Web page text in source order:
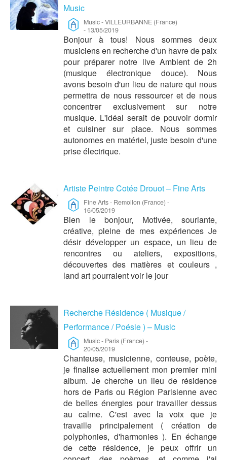
Music
Music-VILLEURBANNE (France)
- 13/05/2019
Bonjour à tous! Nous sommes deux
musiciens en recherche d'un havre de paix
pour préparer notre live Ambient de 2h
(musique électronique douce). Nous
avons besoin d'un lieu de nature qui nous
permettra de nous ressourcer et de nous
concentrer exclusivement sur notre
musique. L'idéal serait de pouvoir dormir
et cuisiner sur place. Nous sommes
autonomes en matériel, juste besoin d'une
prise électrique.
Artiste Peintre Cotée Drouot – Fine Arts
Fine Arts- Remollon (France) -
16/05/2019
Bien le bonjour, Motivée, souriante,
créative, pleine de mes expériences Je
désir développer un espace, un lieu de
rencontres ou ateliers, expositions,
découvertes des matières et couleurs ,
land art pourraient voir le jour
Recherche Résidence ( Musique /
Performance / Poésie ) – Music
Music- Paris (France) -
20/05/2019
Chanteuse, musicienne, conteuse, poète,
je finalise actuellement mon premier mini
album. Je cherche un lieu de résidence
hors de Paris ou Région Parisienne avec
de belles énergies pour travailler dessus
au calme. C'est avec la voix que je
travaille principalement ( création de
polyphonies, d'harmonies ). En échange
de cette résidence, je peux offrir un